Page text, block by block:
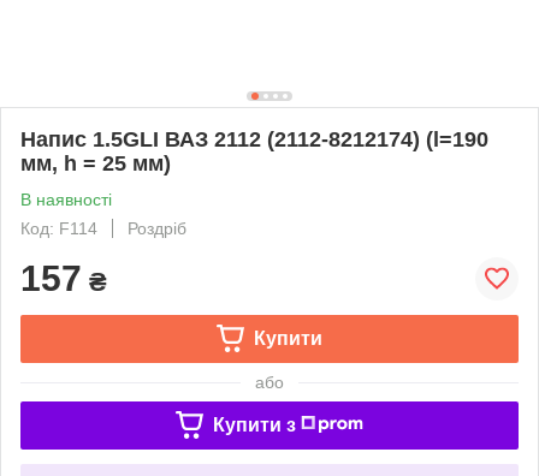
Напис 1.5GLI ВАЗ 2112 (2112-8212174) (l=190
мм, h = 25 мм)
В наявності
Код: F114
Роздріб
157 ₴
Купити
або
Купити з